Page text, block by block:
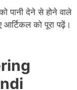
पानी देने से होने वाले
आर्टिकल को पूरा पढ़ें।